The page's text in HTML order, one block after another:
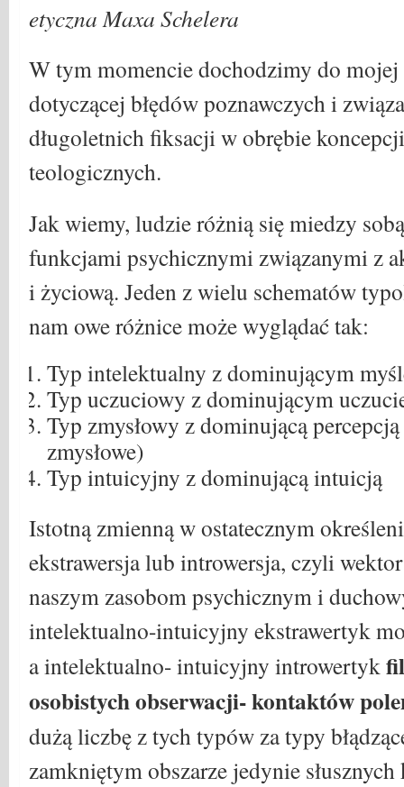
etyczna Maxa Schelera
W tym momencie dochodzimy do
dotyczącej błędów poznawczych i
długoletnich fiksacji w obrębie
teologicznych.
Jak wiemy, ludzie różnią się miedzy
funkcjami psychicznymi związanymi z
i życiową. Jeden z wielu schematów
nam owe różnice może wyglądać tak:
Typ intelektualny z dominującym
Typ uczuciowy z dominującym
Typ zmysłowy z dominującą
zmysłowe)
Typ intuicyjny z dominującą intuicją
Istotną zmienną w ostatecznym
ekstrawersja lub introwersja, czyli
naszym zasobom psychicznym i
intelektualno-intuicyjny ekstrawertyk
a intelektualno- intuicyjny introwertyk
osobistych obserwacji- kontaktów
dużą liczbę z tych typów za typy
zamkniętym obszarze jedynie